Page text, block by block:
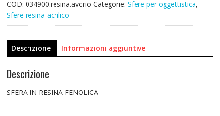
COD: 034900.resina.avorio Categorie: Sfere per oggettistica,
Sfere resina-acrilico
Descrizione Informazioni aggiuntive
Descrizione
SFERA IN RESINA FENOLICA